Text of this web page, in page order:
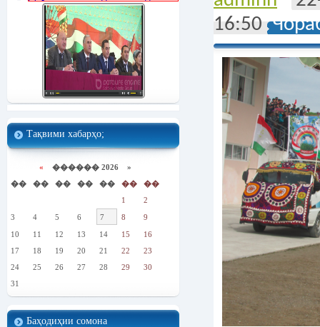
Тақвими хабарҳо;
« ������ 2026 »
��
�� �� �� �� ��
��
1
2
3
4 5 6 7 8
9
10
11 12 13 14 15
16
17
18 19 20 21 22
23
24
25 26 27 28 29
30
31
Баҳодиҳии сомона
16:50